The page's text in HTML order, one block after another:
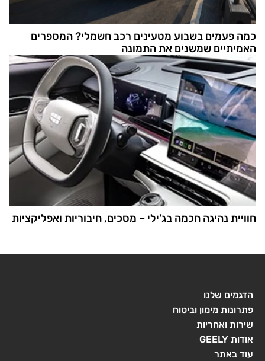
כמה פעמים בשבוע מטעינים רכב חשמלי? המספרים
האמיתיים שמשנים את התמונה
חוויית נהיגה חכמה בג'ילי – מסכים, חיבוריות ואפליקציות
הדגמים שלנו
פתרונות מימון וביטוח
שירות ואחריות
אודות GEELY
עוד באתר